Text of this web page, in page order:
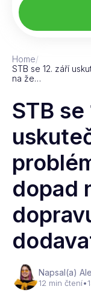
Home/
STB se 12. září
na že…
STB se
dopad
Napsal(a)
12 min čtení•